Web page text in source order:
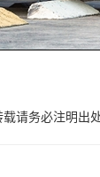
载请务必注明出